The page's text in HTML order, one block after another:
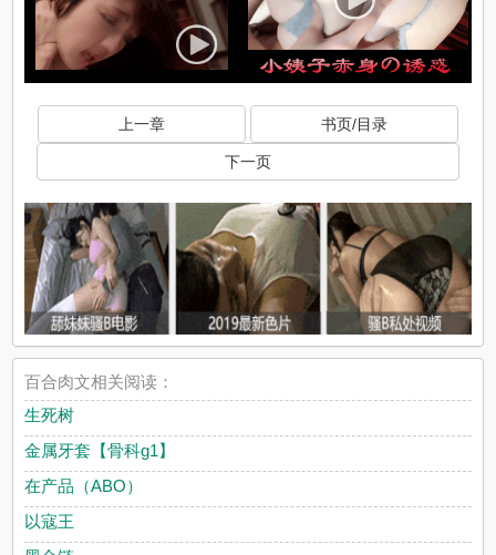
上一章 书页/目录
下一页
百合肉文相关阅读：
生死树
金属牙套【骨科g1】
在产品（ABO）
以寇王